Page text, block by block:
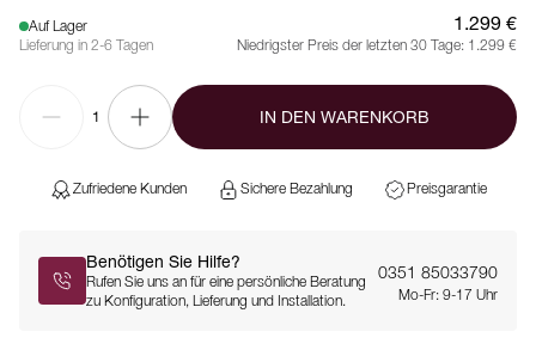
Auf Lager
Lieferung in 2-6 Tagen
1.299 €
Niedrigster Preis der letzten 30 Tage: 1.299 €
1 IN DEN WARENKORB
Zufriedene Kunden Sichere Bezahlung Preisgarantie
Benötigen Sie Hilfe?
Rufen Sie uns an für eine persönliche Beratung
zu Konfiguration, Lieferung und Installation.
0351 85033790
Mo-Fr: 9-17 Uhr